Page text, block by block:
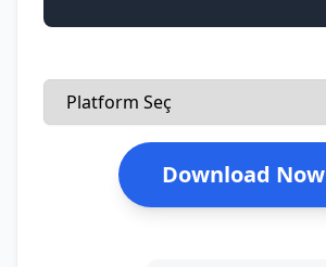
Download Now